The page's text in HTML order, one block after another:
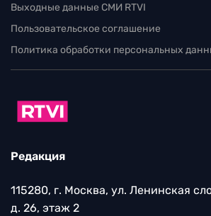
Выходные данные СМИ RTVI
Пользовательское соглашение
Политика обработки персональных
Редакция
115280, г. Москва, ул. Ленинская
д. 26, этаж 2